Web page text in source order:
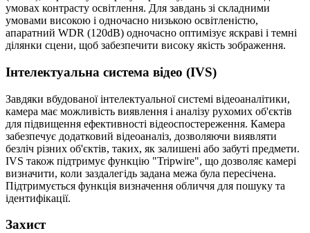
умовах контрасту освітлення. Для завдань зі складними
умовами високою і одночасно низькою освітленістю,
апаратний WDR (120dB) одночасно оптимізує яскраві і темні
ділянки сцени, щоб забезпечити високу якість зображення.
Інтелектуальна система відео (IVS)
Завдяки вбудованої інтелектуальної системі відеоаналітики,
камера має можливість виявлення і аналізу рухомих об'єктів
для підвищення ефективності відеоспостереження. Камера
забезпечує додатковий відеоаналіз, дозволяючи виявляти
безліч різних об'єктів, таких, як залишені або забуті предмети.
IVS також підтримує функцію "Tripwire", що дозволяє камері
визначити, коли заздалегідь задана межа була пересічена.
Підтримується функція визначення обличчя для пошуку та
ідентифікації.
Захист